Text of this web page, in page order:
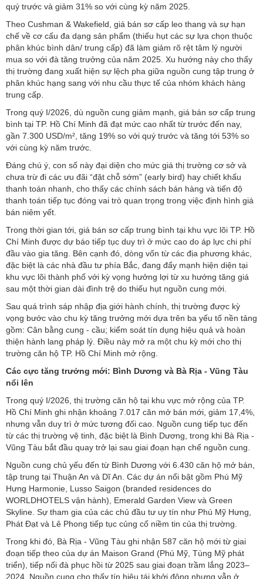
quý trước và giảm 31% so với cùng kỳ năm 2025.
Theo Cushman & Wakefield, giá bán sơ cấp leo thang và sự hạn
chế về cơ cấu đa dạng sản phẩm (thiếu hụt các sự lựa chọn thuộc
phân khúc bình dân/ trung cấp) đã làm giảm rõ rệt tâm lý người
mua so với đà tăng trưởng của năm 2025. Xu hướng này cho thấy
thị trường đang xuất hiện sự lệch pha giữa nguồn cung tập trung ở
phân khúc hạng sang với nhu cầu thực tế của nhóm khách hàng
trung cấp.
Trong quý I/2026, dù nguồn cung giảm mạnh, giá bán sơ cấp trung
bình tại TP. Hồ Chí Minh đã đạt mức cao nhất từ trước đến nay,
gần 7.300 USD/m², tăng 19% so với quý trước và tăng tới 53% so
với cùng kỳ năm trước.
Đáng chú ý, con số này đại diện cho mức giá thị trường cơ sở và
chưa trừ đi các ưu đãi “đặt chỗ sớm” (early bird) hay chiết khấu
thanh toán nhanh, cho thấy các chính sách bán hàng và tiến độ
thanh toán tiếp tục đóng vai trò quan trọng trong việc định hình giá
bán niêm yết.
Trong thời gian tới, giá bán sơ cấp trung bình tại khu vực lõi TP. Hồ
Chí Minh được dự báo tiếp tục duy trì ở mức cao do áp lực chi phí
đầu vào gia tăng. Bên cạnh đó, dòng vốn từ các địa phương khác,
đặc biệt là các nhà đầu tư phía Bắc, đang đẩy mạnh hiện diện tại
khu vực lõi thành phố với kỳ vọng hưởng lợi từ xu hướng tăng giá
sau một thời gian dài đình trệ do thiếu hụt nguồn cung mới.
Sau quá trình sáp nhập địa giới hành chính, thị trường được kỳ
vọng bước vào chu kỳ tăng trưởng mới dựa trên ba yếu tố nền tảng
gồm: Cân bằng cung - cầu; kiểm soát tín dụng hiệu quả và hoàn
thiện hành lang pháp lý. Điều này mở ra một chu kỳ mới cho thị
trường căn hộ TP. Hồ Chí Minh mở rộng.
Các cực tăng trưởng mới: Bình Dương và Bà Rịa - Vũng Tàu
nổi lên
Trong quý I/2026, thị trường căn hộ tại khu vực mở rộng của TP.
Hồ Chí Minh ghi nhận khoảng 7.017 căn mở bán mới, giảm 17,4%,
nhưng vẫn duy trì ở mức tương đối cao. Nguồn cung tiếp tục đến
từ các thị trường vệ tinh, đặc biệt là Bình Dương, trong khi Bà Rịa -
Vũng Tàu bắt đầu quay trở lại sau giai đoạn hạn chế nguồn cung.
Nguồn cung chủ yếu đến từ Bình Dương với 6.430 căn hộ mở bán,
tập trung tại Thuận An và Dĩ An. Các dự án nổi bật gồm Phú Mỹ
Hưng Harmonie, Lusso Saigon (branded residences do
WORLDHOTELS vận hành), Emerald Garden View và Green
Skyline. Sự tham gia của các chủ đầu tư uy tín như Phú Mỹ Hưng,
Phát Đạt và Lê Phong tiếp tục củng cố niềm tin của thị trường.
Trong khi đó, Bà Rịa - Vũng Tàu ghi nhận 587 căn hộ mới từ giai
đoạn tiếp theo của dự án Maison Grand (Phú Mỹ, Tùng Mỹ phát
triển), tiếp nối đà phục hồi từ 2025 sau giai đoạn trầm lắng 2023–
2024. Nguồn cung cho thấy tín hiệu tái khởi động nhưng vẫn ở